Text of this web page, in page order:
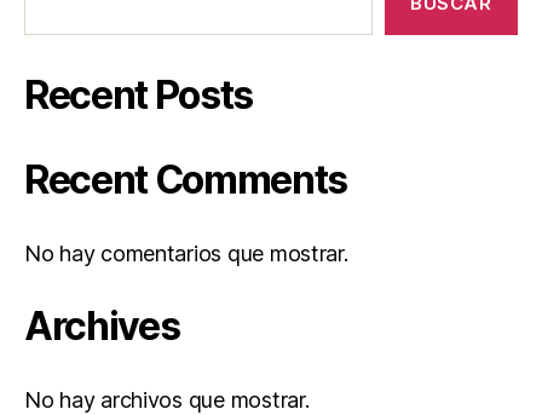
Recent Posts
Recent Comments
No hay comentarios que mostrar.
Archives
No hay archivos que mostrar.